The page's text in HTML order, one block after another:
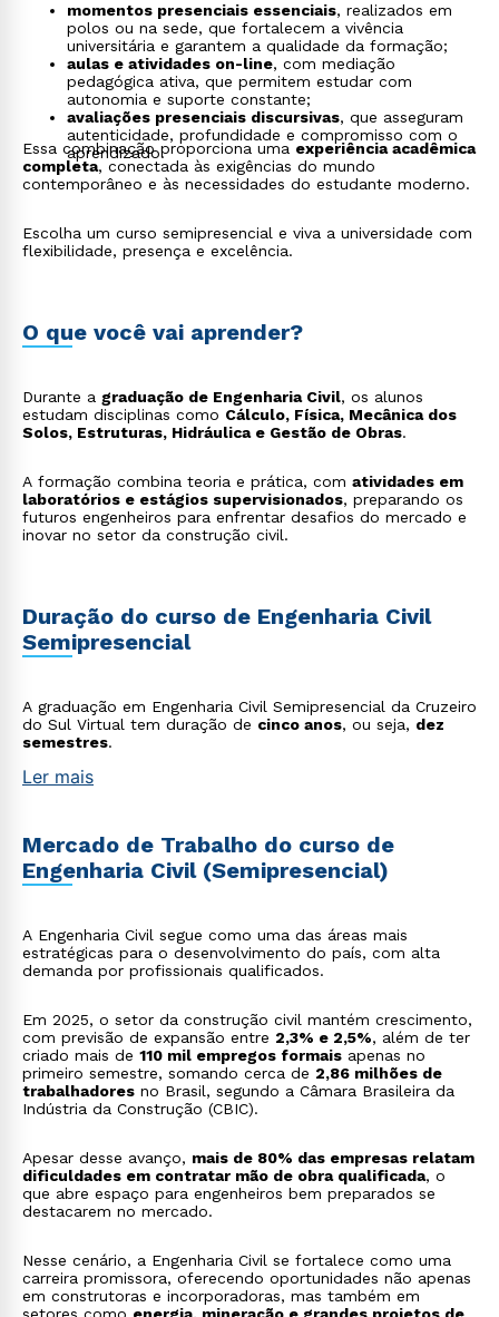
momentos presenciais essenciais, realizados em
polos ou na sede, que fortalecem a vivência
universitária e garantem a qualidade da formação;
aulas e atividades on-line, com mediação
pedagógica ativa, que permitem estudar com
autonomia e suporte constante;
avaliações presenciais discursivas, que asseguram
autenticidade, profundidade e compromisso com o
aprendizado.
Essa combinação proporciona uma experiência acadêmica
completa, conectada às exigências do mundo
contemporâneo e às necessidades do estudante moderno.
Escolha um curso semipresencial e viva a universidade com
flexibilidade, presença e excelência.
O que você vai aprender?
Durante a graduação de Engenharia Civil, os alunos
estudam disciplinas como Cálculo, Física, Mecânica dos
Solos, Estruturas, Hidráulica e Gestão de Obras.
A formação combina teoria e prática, com atividades em
laboratórios e estágios supervisionados, preparando os
futuros engenheiros para enfrentar desafios do mercado e
inovar no setor da construção civil.
Duração do curso de Engenharia Civil
Semipresencial
A graduação em Engenharia Civil Semipresencial da Cruzeiro
do Sul Virtual tem duração de cinco anos, ou seja, dez
semestres.
Ler mais
Mercado de Trabalho do curso de
Engenharia Civil (Semipresencial)
A Engenharia Civil segue como uma das áreas mais
estratégicas para o desenvolvimento do país, com alta
demanda por profissionais qualificados.
Em 2025, o setor da construção civil mantém crescimento,
com previsão de expansão entre 2,3% e 2,5%, além de ter
criado mais de 110 mil empregos formais apenas no
primeiro semestre, somando cerca de 2,86 milhões de
trabalhadores no Brasil, segundo a Câmara Brasileira da
Indústria da Construção (CBIC).
Apesar desse avanço, mais de 80% das empresas relatam
dificuldades em contratar mão de obra qualificada, o
que abre espaço para engenheiros bem preparados se
destacarem no mercado.
Nesse cenário, a Engenharia Civil se fortalece como uma
carreira promissora, oferecendo oportunidades não apenas
em construtoras e incorporadoras, mas também em